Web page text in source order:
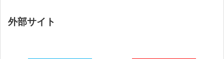
外部サイト